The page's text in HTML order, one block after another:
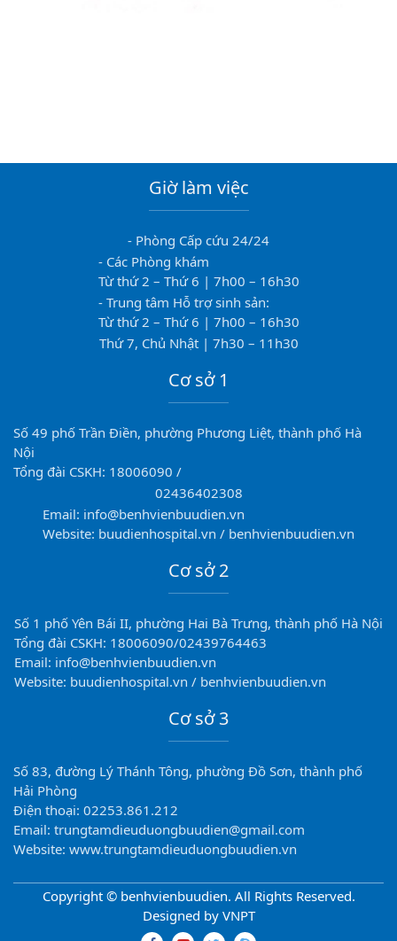
Giờ làm việc
- Phòng Cấp cứu 24/24
- Các Phòng khám
Từ thứ 2 – Thứ 6 | 7h00 – 16h30
- Trung tâm Hỗ trợ sinh sản:
Từ thứ 2 – Thứ 6 | 7h00 – 16h30
Thứ 7, Chủ Nhật | 7h30 – 11h30
Cơ sở 1
Số 49 phố Trần Điền, phường Phương Liệt, thành phố Hà
Nội
Tổng đài CSKH: 18006090 /
02436402308
Email: info@benhvienbuudien.vn
Website: buudienhospital.vn / benhvienbuudien.vn
Cơ sở 2
Số 1 phố Yên Bái II, phường Hai Bà Trưng, thành phố Hà Nội
Tổng đài CSKH: 18006090/02439764463
Email: info@benhvienbuudien.vn
Website: buudienhospital.vn / benhvienbuudien.vn
Cơ sở 3
Số 83, đường Lý Thánh Tông, phường Đồ Sơn, thành phố
Hải Phòng
Điện thoại: 02253.861.212
Email: trungtamdieuduongbuudien@gmail.com
Website: www.trungtamdieuduongbuudien.vn
Copyright © benhvienbuudien. All Rights Reserved.
Designed by VNPT